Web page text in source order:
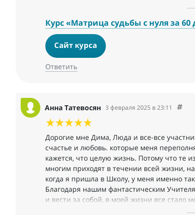
здесь есть ВСЕ. Вот здесь, в одном месте.
Курс «Матрица судьбы с нуля за 60
Сайт курса
Ответить
Анна Татевосян 3 февраля 2025 в 23:11
Дорогие мне Дима, Люда и все-все
счастье и любовь. которые меня
кажется, что целую жизнь. Потому что те
многим приходят в течении всей жизни,
когда я пришла в Школу, у меня именно
Благодаря нашим фантастическим
и вести за собой, в моей жизни все стало
мое мышление, мое поведение, мое